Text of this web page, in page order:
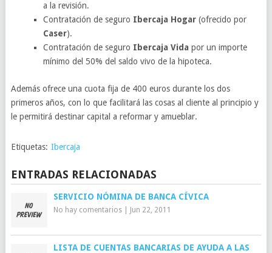
a la revisión.
Contratación de seguro Ibercaja Hogar(ofrecido por
Caser).
Contratación de seguro Ibercaja Vida por un importe
mínimo del 50% del saldo vivo de la hipoteca.
Además ofrece una cuota fija de 400 euros durante los dos
primeros años, con lo que facilitará las cosas al cliente al principio y
le permitirá destinar capital a reformar y amueblar.
Etiquetas: Ibercaja
ENTRADAS RELACIONADAS
SERVICIO NÓMINA DE BANCA CÍVICA
No hay comentarios| Jun 22, 2011
LISTA DE CUENTAS BANCARIAS DE AYUDA A LAS